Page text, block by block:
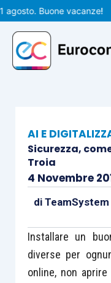
Vai
al
contenuto
Buone vacanze!
AI E
Sicurezza,
Troia
4 Novembre
di TeamSystem
Installare un
diverse per
online, non